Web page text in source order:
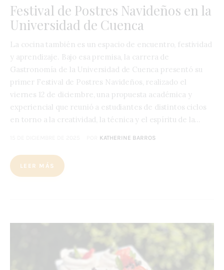
Festival de Postres Navideños en la
Universidad de Cuenca
La cocina también es un espacio de encuentro, festividad
y aprendizaje. Bajo esa premisa, la carrera de
Gastronomía de la Universidad de Cuenca presentó su
primer Festival de Postres Navideños, realizado el
viernes 12 de diciembre, una propuesta académica y
experiencial que reunió a estudiantes de distintos ciclos
en torno a la creatividad, la técnica y el espíritu de la…
KATHERINE BARROS
LEER MÁS